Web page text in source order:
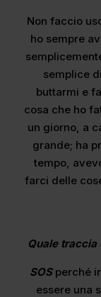
Non faccio
ho sempre
semplice
buttarmi e
cosa che ho
un giorno, a
grande; ha
tempo,
farci delle
Quale
SOS perché
essere una